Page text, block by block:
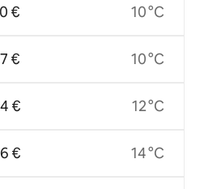
€
€
€
€
10 °C
10 °C
12 °C
14 °C